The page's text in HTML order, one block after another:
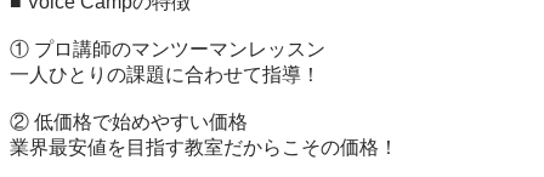
① プロ講師のマンツーマンレッスン
一人ひとりの課題に合わせて指導！
② 低価格で始めやすい価格
業界最安値を目指す教室だからこその価格！